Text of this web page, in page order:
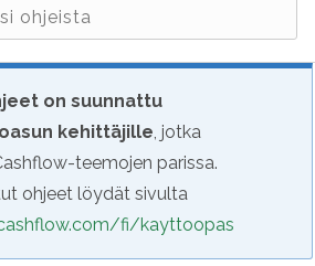
on suunnattu
kehittäjille, jotka
teemojen parissa.
ohjeet löydät sivulta
fi/kayttoopas